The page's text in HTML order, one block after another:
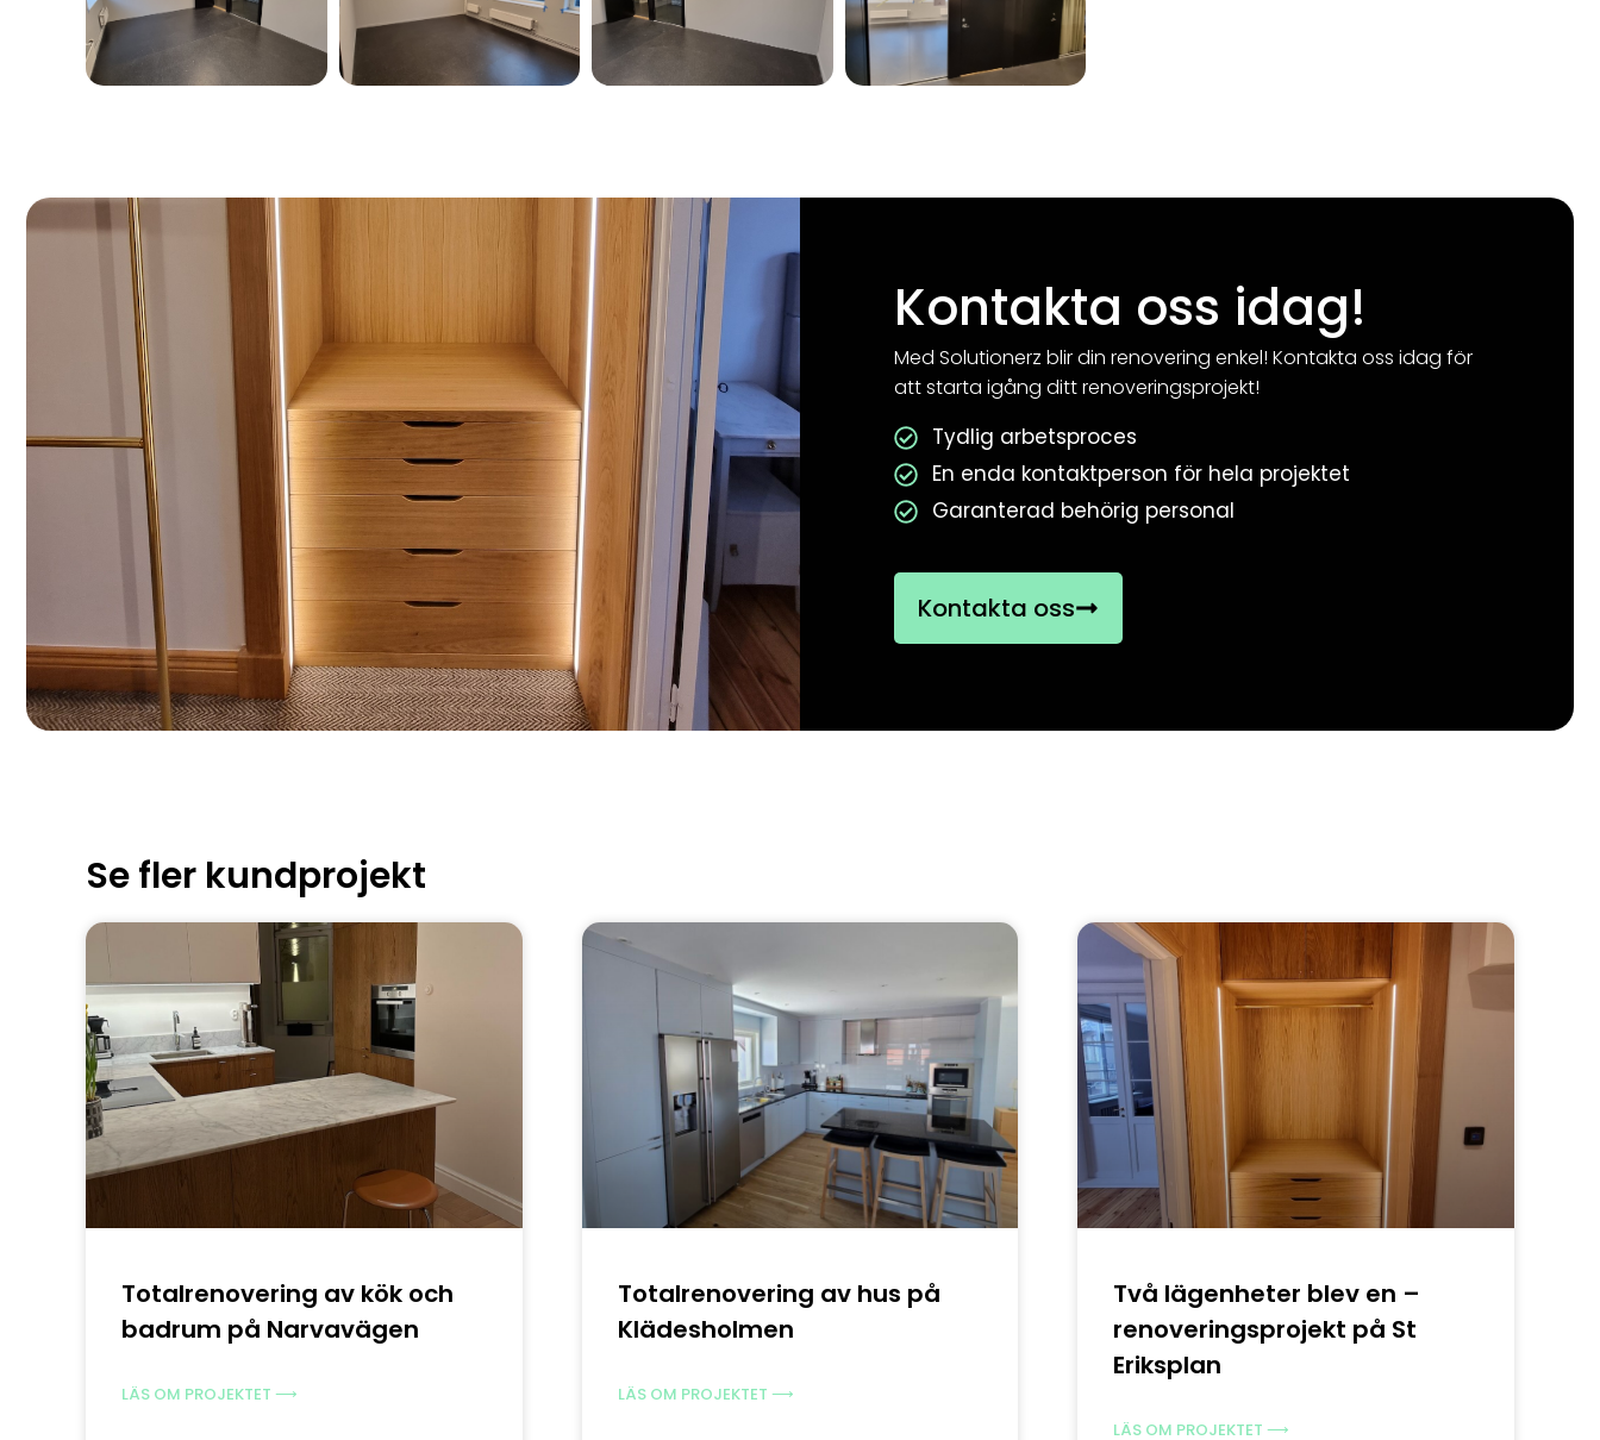
Kontakta oss idag!
Med Solutionerz blir din renovering enkel! Kontakta oss idag för
att starta igång ditt renoveringsprojekt!
Tydlig arbetsproces
En enda kontaktperson för hela projektet
Garanterad behörig personal
Kontakta oss
Se fler kundprojekt
Totalrenovering av kök och
badrum på Narvavägen
LÄS OM PROJEKTET ⟶
Totalrenovering av hus på
Klädesholmen
LÄS OM PROJEKTET ⟶
Två lägenheter blev en –
renoveringsprojekt på St
Eriksplan
LÄS OM PROJEKTET ⟶